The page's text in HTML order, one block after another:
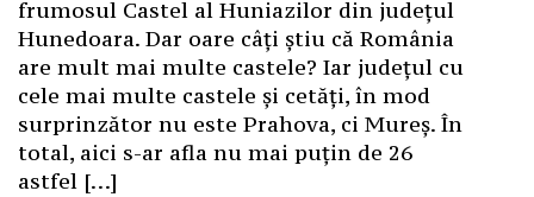
frumosul Castel al Huniazilor din județul
Hunedoara. Dar oare câți știu că România
are mult mai multe castele? Iar județul cu
cele mai multe castele și cetăți, în mod
surprinzător nu este Prahova, ci Mureș. În
total, aici s-ar afla nu mai puțin de 26
astfel […]